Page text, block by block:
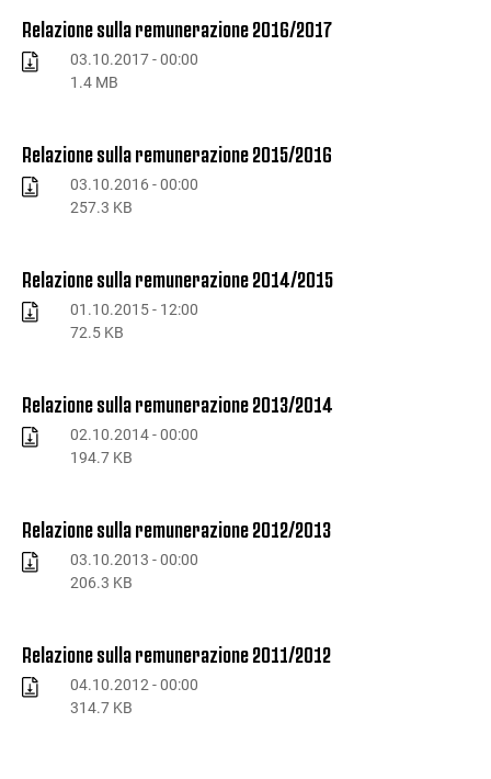
Relazione sulla remunerazione 2016/2017
03.10.2017 - 00:00
1.4 MB
Relazione sulla remunerazione 2015/2016
03.10.2016 - 00:00
257.3 KB
Relazione sulla remunerazione 2014/2015
01.10.2015 - 12:00
72.5 KB
Relazione sulla remunerazione 2013/2014
02.10.2014 - 00:00
194.7 KB
Relazione sulla remunerazione 2012/2013
03.10.2013 - 00:00
206.3 KB
Relazione sulla remunerazione 2011/2012
04.10.2012 - 00:00
314.7 KB